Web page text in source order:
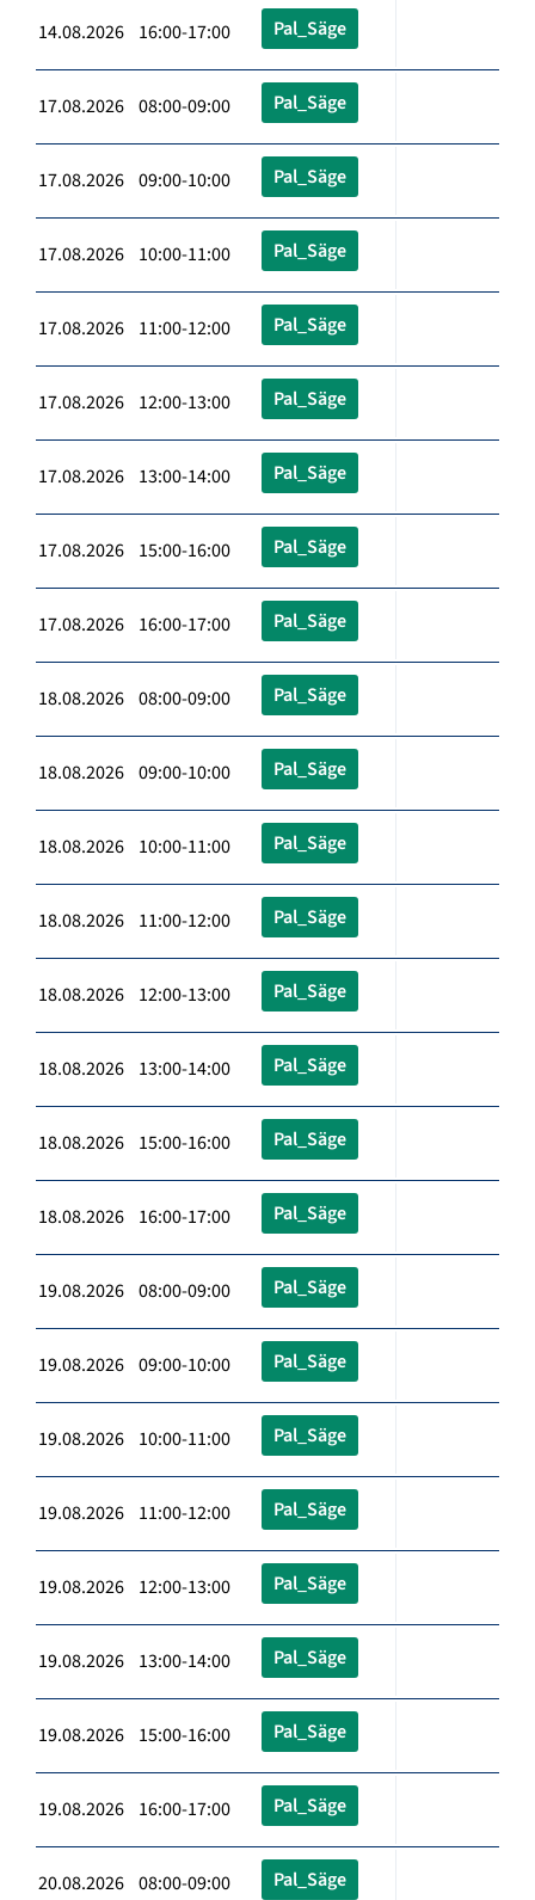
14.08.2026 16:00-17:00 Pal_Säge
17.08.2026 08:00-09:00 Pal_Säge
17.08.2026 09:00-10:00 Pal_Säge
17.08.2026 10:00-11:00 Pal_Säge
17.08.2026 11:00-12:00 Pal_Säge
17.08.2026 12:00-13:00 Pal_Säge
17.08.2026 13:00-14:00 Pal_Säge
17.08.2026 15:00-16:00 Pal_Säge
17.08.2026 16:00-17:00 Pal_Säge
18.08.2026 08:00-09:00 Pal_Säge
18.08.2026 09:00-10:00 Pal_Säge
18.08.2026 10:00-11:00 Pal_Säge
18.08.2026 11:00-12:00 Pal_Säge
18.08.2026 12:00-13:00 Pal_Säge
18.08.2026 13:00-14:00 Pal_Säge
18.08.2026 15:00-16:00 Pal_Säge
18.08.2026 16:00-17:00 Pal_Säge
19.08.2026 08:00-09:00 Pal_Säge
19.08.2026 09:00-10:00 Pal_Säge
19.08.2026 10:00-11:00 Pal_Säge
19.08.2026 11:00-12:00 Pal_Säge
19.08.2026 12:00-13:00 Pal_Säge
19.08.2026 13:00-14:00 Pal_Säge
19.08.2026 15:00-16:00 Pal_Säge
19.08.2026 16:00-17:00 Pal_Säge
20.08.2026 08:00-09:00 Pal_Säge